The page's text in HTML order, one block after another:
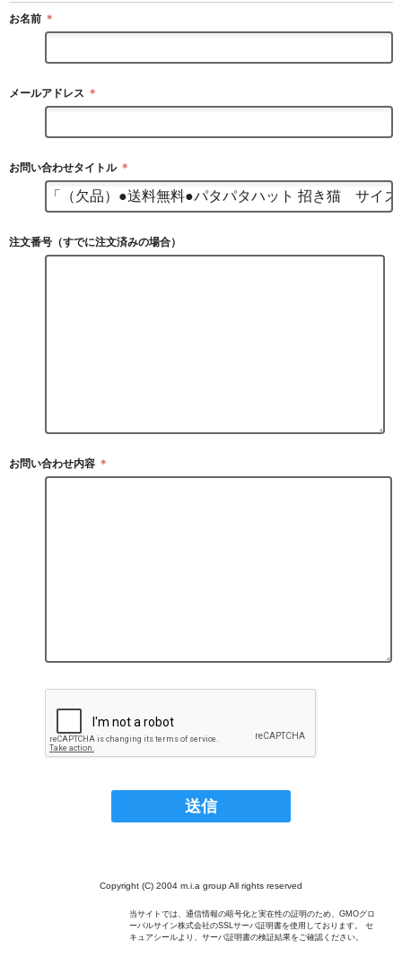
お名前 ＊
メールアドレス ＊
お問い合わせタイトル ＊
注文番号（すでに注文済みの場合）
お問い合わせ内容 ＊
Copyright (C) 2004 m.i.a group All rights reserved
当サイトでは、通信情報の暗号化と実在性の証明のため、GMOグロ
ーバルサイン株式会社のSSLサーバ証明書を使用しております。 セ
キュアシールより、サーバ証明書の検証結果をご確認ください。